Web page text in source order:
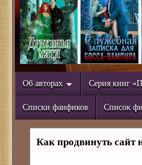
Об авторах Серия книг
Списки фанфиков Список
Как продвинуть сайт